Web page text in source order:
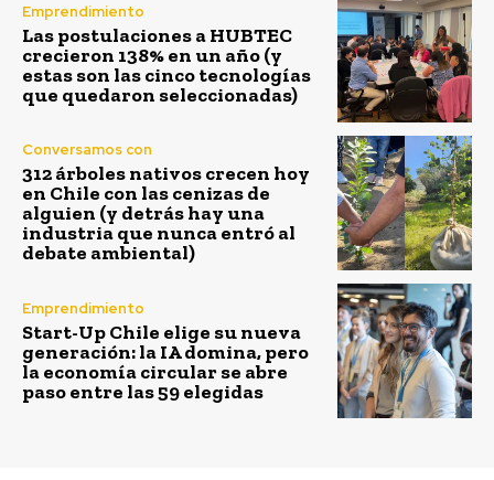
Emprendimiento
Las postulaciones a HUBTEC
crecieron 138% en un año (y
estas son las cinco tecnologías
que quedaron seleccionadas)
Conversamos con
312 árboles nativos crecen hoy
en Chile con las cenizas de
alguien (y detrás hay una
industria que nunca entró al
debate ambiental)
Emprendimiento
Start-Up Chile elige su nueva
generación: la IA domina, pero
la economía circular se abre
paso entre las 59 elegidas